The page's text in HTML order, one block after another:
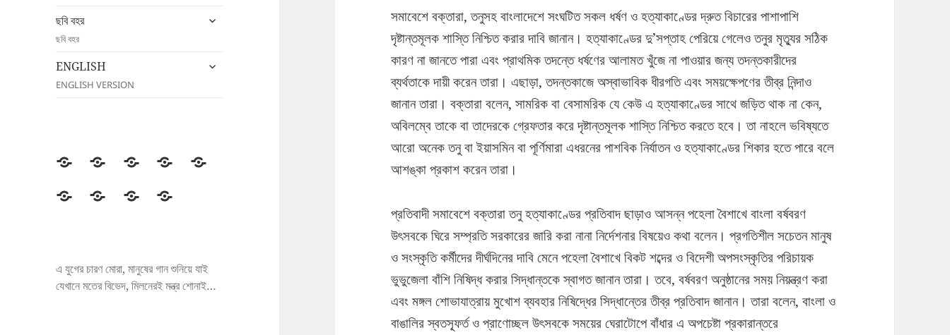
menu
ছবি বহর
ছবি বহর
expand
ENGLISH
ENGLISH VERSION
expand
উদীচী সংগঠন
জাতীয়
জেলা/
সংবাদ
প্রকাশনাসাহিত্য
ছবি
ENGLISH
এ যুগের চারণ মোরা, মানুষের গান শুনিয়ে যাই
যেখানে মতের বিভেদ, মিলনেরই মন্ত্র শোনাই…
সমাবেশে বক্তারা, তনুসহ বাংলাদেশে সংঘটিত সকল ধর্ষণ ও হত্যাকাণ্ডের দ্রুত বিচারের পাশাপাশি
দৃষ্টান্তমূলক শাস্তি নিশ্চিত করার দাবি জানান। হত্যাকাণ্ডের দু’সপ্তাহ পেরিয়ে গেলেও তনুর মৃত্যুর সঠিক
কারণ না জানতে পারা এবং প্রাথমিক তদন্তে ধর্ষণের আলামত খুঁজে না পাওয়ার জন্য তদন্তকারীদের
ব্যর্থতাকে দায়ী করেন তারা। এছাড়া, তদন্তকাজে অস্বাভাবিক ধীরগতি এবং সময়ক্ষেপণের তীব্র নিন্দাও
জানান তারা। বক্তারা বলেন, সামরিক বা বেসামরিক যে কেউ এ হত্যাকাণ্ডের সাথে জড়িত থাক না কেন,
অবিলম্বে তাকে বা তাদেরকে গ্রেফতার করে দৃষ্টান্তমূলক শাস্তি নিশ্চিত করতে হবে। তা নাহলে ভবিষ্যতে
আরো অনেক তনু বা ইয়াসমিন বা পূর্ণিমারা এধরনের পাশবিক নির্যাতন ও হত্যাকাণ্ডের শিকার হতে পারে বলে
আশঙ্কা প্রকাশ করেন তারা।
প্রতিবাদী সমাবেশে বক্তারা তনু হত্যাকাণ্ডের প্রতিবাদ ছাড়াও আসন্ন পহেলা বৈশাখে বাংলা বর্ষবরণ
উৎসবকে ঘিরে সম্প্রতি সরকারের জারি করা নানা নির্দেশনার বিষয়েও কথা বলেন। প্রগতিশীল সচেতন মানুষ
ও সংস্কৃতি কর্মীদের দীর্ঘদিনের দাবি মেনে পহেলা বৈশাখে বিকট শব্দের ও বিদেশী অপসংস্কৃতির পরিচায়ক
ভুভুজেলা বাঁশি নিষিদ্ধ করার সিদ্ধান্তকে স্বাগত জানান তারা। তবে, বর্ষবরণ অনুষ্ঠানের সময় নিয়ন্ত্রণ করা
এবং মঙ্গল শোভাযাত্রায় মুখোশ ব্যবহার নিষিদ্ধের সিদ্ধান্তের তীব্র প্রতিবাদ জানান। তারা বলেন, বাংলা ও
বাঙালির স্বতস্ফূর্ত ও প্রাণোচ্ছল উৎসবকে সময়ের ঘেরাটোপে বাঁধার এ অপচেষ্টা প্রকারান্তরে